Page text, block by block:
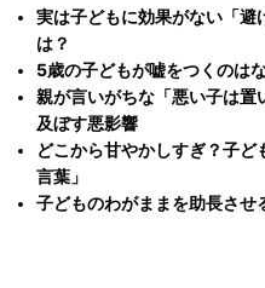
実は子どもに効果がない「避
は？
5歳の子どもが嘘をつくのは
親が言いがちな「悪い子は置
及ぼす悪影響
どこから甘やかしすぎ？子
言葉」
子どものわがままを助長させ